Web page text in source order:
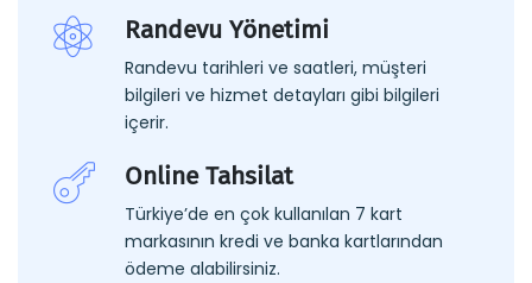
Randevu Yönetimi
Randevu tarihleri ve saatleri, müşteri
bilgileri ve hizmet detayları gibi bilgileri
içerir.
Online Tahsilat
Türkiye’de en çok kullanılan 7 kart
markasının kredi ve banka kartlarından
ödeme alabilirsiniz.